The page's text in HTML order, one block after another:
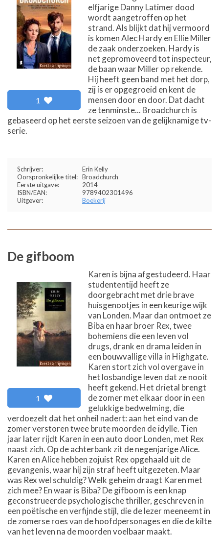
1
elfjarige Danny Latimer dood
wordt aangetroffen op het
strand. Als blijkt dat hij vermoord
is komen Alec Hardy en Ellie Miller
de zaak onderzoeken. Hardy is
net gepromoveerd tot inspecteur,
de baan waar Miller op rekende.
Hij heeft geen band met het dorp,
zij is er opgegroeid en kent de
mensen door en door. Dat dacht
ze tenminste... Broadchurch is
gebaseerd op het eerste seizoen van de gelijknamige tv-
serie.
Schrijver:
Erin Kelly
Oorspronkelijke titel: Broadchurch
Eerste uitgave:
2014
ISBN/EAN:
9789402301496
Uitgever:
Boekerij
De gifboom
1
Karen is bijna afgestudeerd. Haar
studententijd heeft ze
doorgebracht met drie brave
huisgenootjes in een keurige wijk
van Londen. Maar dan ontmoet ze
Biba en haar broer Rex, twee
bohemiens die een leven vol
drugs, drank en drama leiden in
een bouwvallige villa in Highgate.
Karen stort zich vol overgave in
het losbandige leven dat ze nooit
heeft gekend. Het drietal brengt
de zomer met elkaar door in een
gelukkige bedwelming, die
verdoezelt dat het onheil nadert: aan het eind van de
zomer verstoren twee brute moorden de idylle. Tien
jaar later rijdt Karen in een auto door Londen, met Rex
naast zich. Op de achterbank zit de negenjarige Alice.
Karen en Alice hebben zojuist Rex opgehaald uit de
gevangenis, waar hij zijn straf heeft uitgezeten. Maar
was Rex wel schuldig? Welk geheim draagt Karen met
zich mee? En waar is Biba? De gifboom is een knap
geconstrueerde psychologische thriller, geschreven in
een poëtische en verfijnde stijl, die de lezer meeneemt in
de zomerse roes van de hoofdpersonages en die de kilte
van het leven na de moorden voelbaar maakt.